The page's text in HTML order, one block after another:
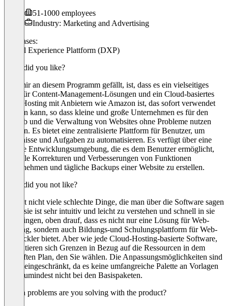
51-1000 employees
Industry: Marketing and Advertising
Use cases:
Digital Experience Plattform (DXP)
What did you like?
Was mir an diesem Programm gefällt, ist, dass es ein vielseitiges
Tool für Content-Management-Lösungen und ein Cloud-basiertes
Web-Hosting mit Anbietern wie Amazon ist, das sofort verwendet
werden kann, so dass kleine und große Unternehmen es für den
Betrieb und die Verwaltung von Websites ohne Probleme nutzen
können. Es bietet eine zentralisierte Plattform für Benutzer, um
Ereignisse und Aufgaben zu automatisieren. Es verfügt über eine
sichere Entwicklungsumgebung, die es dem Benutzer ermöglicht,
schnelle Korrekturen und Verbesserungen von Funktionen
vorzunehmen und tägliche Backups einer Website zu erstellen.
What did you not like?
Es gibt nicht viele schlechte Dinge, die man über die Software sagen
kann, sie ist sehr intuitiv und leicht zu verstehen und schnell in sie
zu springen, oben drauf, dass es nicht nur eine Lösung für Web-
Hosting, sondern auch Bildungs-und Schulungsplattform für Web-
Entwickler bietet. Aber wie jede Cloud-Hosting-basierte Software,
präsentieren sich Grenzen in Bezug auf die Ressourcen in dem
gekauften Plan, den Sie wählen. Die Anpassungsmöglichkeiten sind
etwas eingeschränkt, da es keine umfangreiche Palette an Vorlagen
gibt, zumindest nicht bei den Basispaketen.
Which problems are you solving with the product?